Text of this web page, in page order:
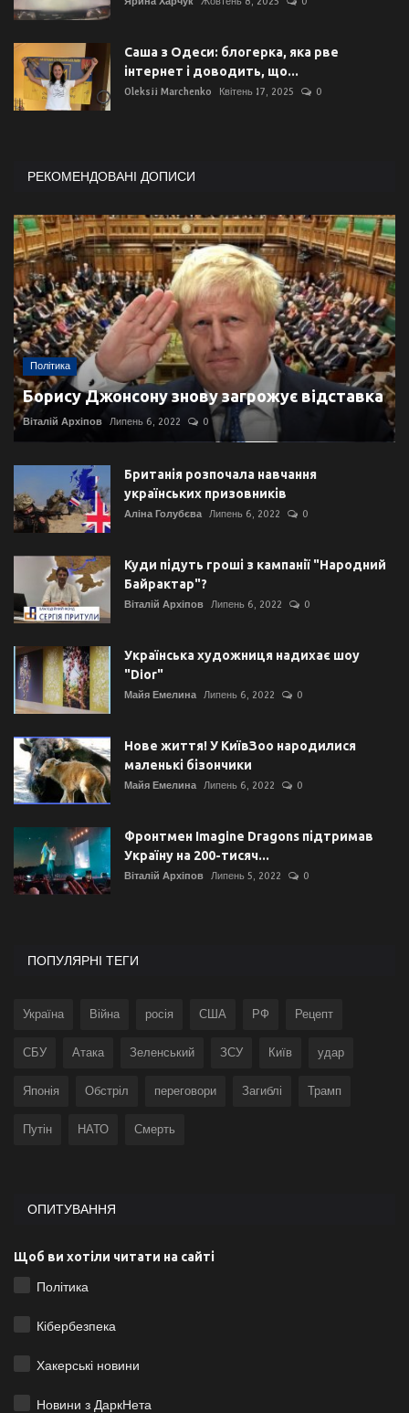
Саша з Одеси: блогерка, яка рве
інтернет і доводить, що...
Oleksii Marchenko Квітень 17, 2025 0
РЕКОМЕНДОВАНІ ДОПИСИ
Політика
Борису Джонсону знову загрожує відставка
Віталій Архіпов Липень 6, 2022 0
Британія розпочала навчання
українських призовників
Аліна Голубєва Липень 6, 2022 0
Куди підуть гроші з кампанії "Народний
Байрактар"?
Віталій Архіпов Липень 6, 2022 0
Українська художниця надихає шоу
"Dior"
Майя Емелина Липень 6, 2022 0
Нове життя! У КиївЗоо народилися
маленькі бізончики
Майя Емелина Липень 6, 2022 0
Фронтмен Imagine Dragons підтримав
Україну на 200-тисяч...
Віталій Архіпов Липень 5, 2022 0
ПОПУЛЯРНІ ТЕГИ
Україна Війна росія США РФ Рецепт
СБУ Атака Зеленський ЗСУ Київ удар
Японія Обстріл переговори Загиблі Трамп
Путін НАТО Смерть
ОПИТУВАННЯ
Щоб ви хотіли читати на сайті
Політика
Кібербезпека
Хакерські новини
Новини з ДаркНета